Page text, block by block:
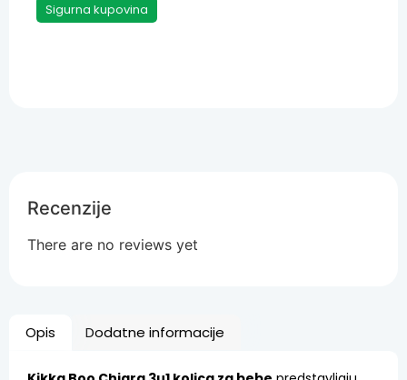
Sigurna kupovina
Opis Dodatne informacije
Recenzije
There are no reviews yet